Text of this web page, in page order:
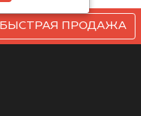
БЫСТРАЯ ПРОДАЖА